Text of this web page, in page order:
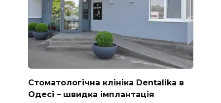
Стоматологічна клініка Dentalika в
Одесі – швидка імплантація